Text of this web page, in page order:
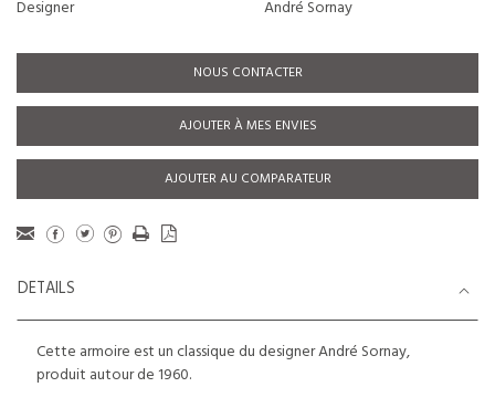
Designer André Sornay
NOUS CONTACTER
AJOUTER À MES ENVIES
AJOUTER AU COMPARATEUR
DETAILS
Cette armoire est un classique du designer André Sornay,
produit autour de 1960.